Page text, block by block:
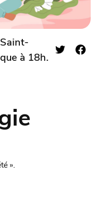
à 18h.
».